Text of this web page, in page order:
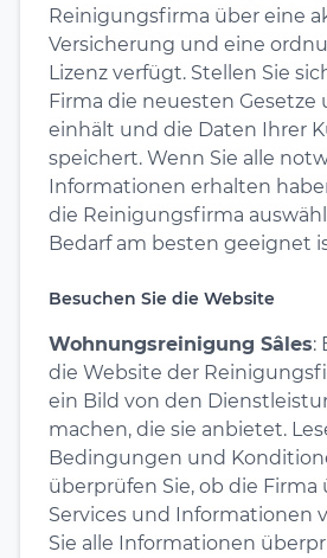
Reinigungsfirma über eine
Versicherung und eine
Lizenz verfügt. Stellen Sie
Firma die neuesten Gesetze
einhält und die Daten Ihrer
speichert. Wenn Sie alle
Informationen erhalten
die Reinigungsfirma
Bedarf am besten geeignet
Besuchen Sie die Website
Wohnungsreinigung Sâles:
die Website der
ein Bild von den
machen, die sie anbietet.
Bedingungen und
überprüfen Sie, ob die Firma
Services und Informationen
Sie alle Informationen